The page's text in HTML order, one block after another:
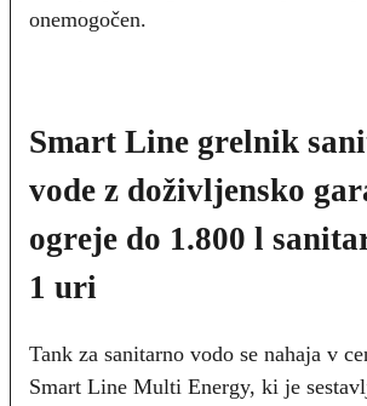
onemogočen.
Smart Line grelnik
vode z doživljensko
ogreje do 1.800 l
1 uri
Tank za sanitarno vodo se nahaja v
Smart Line Multi Energy, ki je